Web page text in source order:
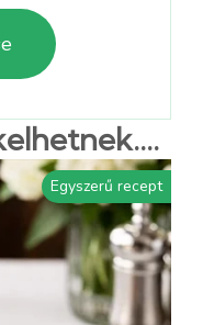
Egyszerű recept